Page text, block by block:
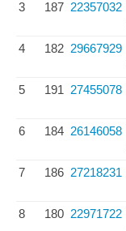
3 187 22357032
4 182 29667929
5 191 27455078
6 184 26146058
7 186 27218231
8 180 22971722